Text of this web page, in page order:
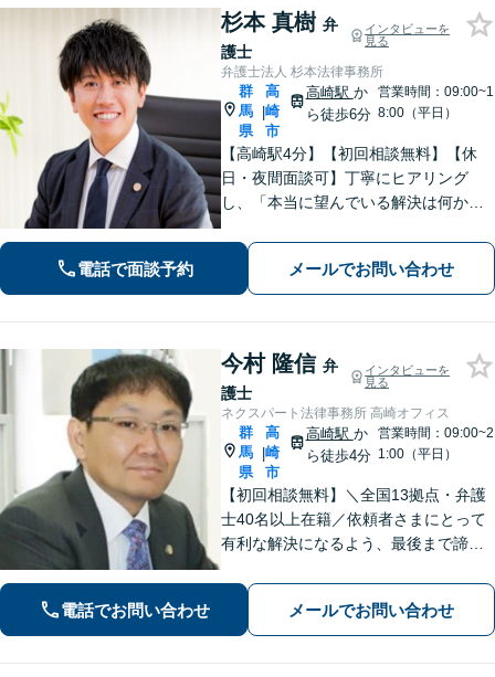
杉本 真樹 弁
護士
インタビューを
見る
弁護士法人 杉本法律事務所
群
馬
県
|
高
崎
市
高崎駅 か
ら徒歩6分
営業時間：09:00~1
8:00（平日）
【高崎駅4分】【初回相談無料】【休
日・夜間面談可】丁寧にヒアリング
し、「本当に望んでいる解決は何か」
きめ細やかな対応で、依頼者さまにご
満足いただけるように心がけておりま
す。お悩みの際は、ぜひご相談くださ
い。
電話で面談予約 メールでお問い合わせ
今村 隆信 弁
護士
インタビューを
見る
ネクスパート法律事務所 高崎オフィス
群
馬
県
|
高
崎
市
高崎駅 か
ら徒歩4分
営業時間：09:00~2
1:00（平日）
【初回相談無料】＼全国13拠点・弁護
士40名以上在籍／依頼者さまにとって
有利な解決になるよう、最後まで諦め
題/相続/交通事故/刑事事件など、ご相
談ください【夜間・休日対応】
電話でお問い合わせ メールでお問い合わせ